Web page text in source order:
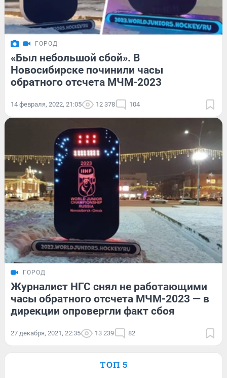
ГОРОД
«Был небольшой сбой». В
Новосибирске починили часы
обратного отсчета МЧМ-2023
14 февраля, 2022, 21:05 12 378 104
ГОРОД
Журналист НГС снял не работающими
часы обратного отсчета МЧМ-2023 — в
дирекции опровергли факт сбоя
27 декабря, 2021, 22:35 13 239 82
ТОП 5